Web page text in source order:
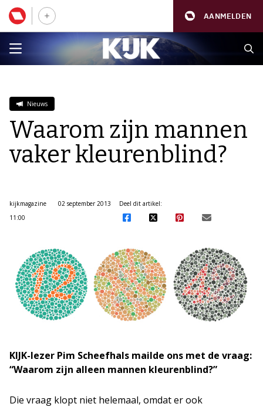
AANMELDEN
Nieuws
Waarom zijn mannen
vaker kleurenblind?
kijkmagazine
02 september 2013
11:00
Deel dit artikel:
KIJK-lezer Pim Scheefhals mailde ons met de vraag:
“Waarom zijn alleen mannen kleurenblind?”
Die vraag klopt niet helemaal, omdat er ook